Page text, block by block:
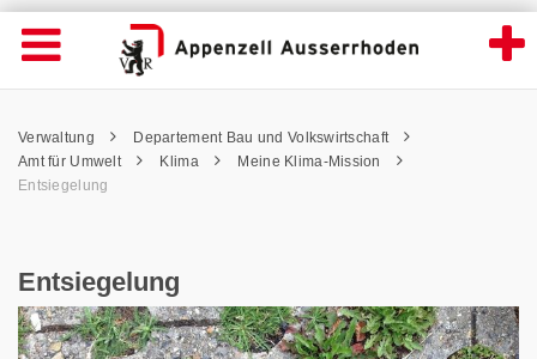
Entsiegelung - Appenzell Ausserrhoden
Wichtige
Seiten
Home
Inhalt
Kontakt
Sitemap
Navigation öffnen
Inhalt
Pfadnavigation
Verwaltung
Departement Bau und Volkswirtschaft
Amt für Umwelt
Klima
Meine Klima-Mission
Entsiegelung
Entsiegelung